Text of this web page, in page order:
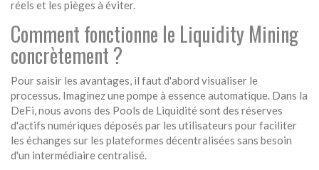
réels et les pièges à éviter.
Comment fonctionne le Liquidity Mining
concrètement ?
Pour saisir les avantages, il faut d'abord visualiser le
processus. Imaginez une pompe à essence automatique. Dans la
DeFi, nous avons des Pools de Liquidité sontdes réserves
d'actifs numériques déposés par les utilisateurs pour faciliter
les échanges sur les plateformes décentralisées sans besoin
d'un intermédiaire centralisé.